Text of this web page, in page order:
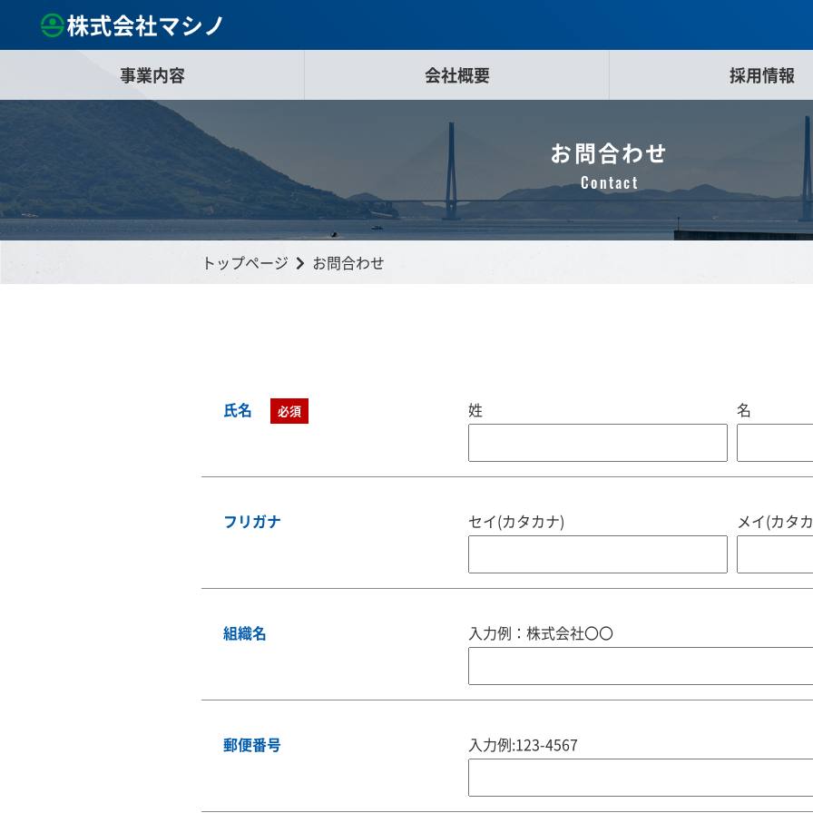
事業内容 会社概要 採用情報
お問合わせ
Contact
トップページ お問合わせ
氏名 必須 姓 名
フリガナ セイ(カタカナ) メイ(カタ
組織名 入力例：株式会社〇〇
郵便番号 入力例:123-4567